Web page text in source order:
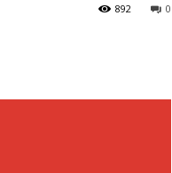
0
892